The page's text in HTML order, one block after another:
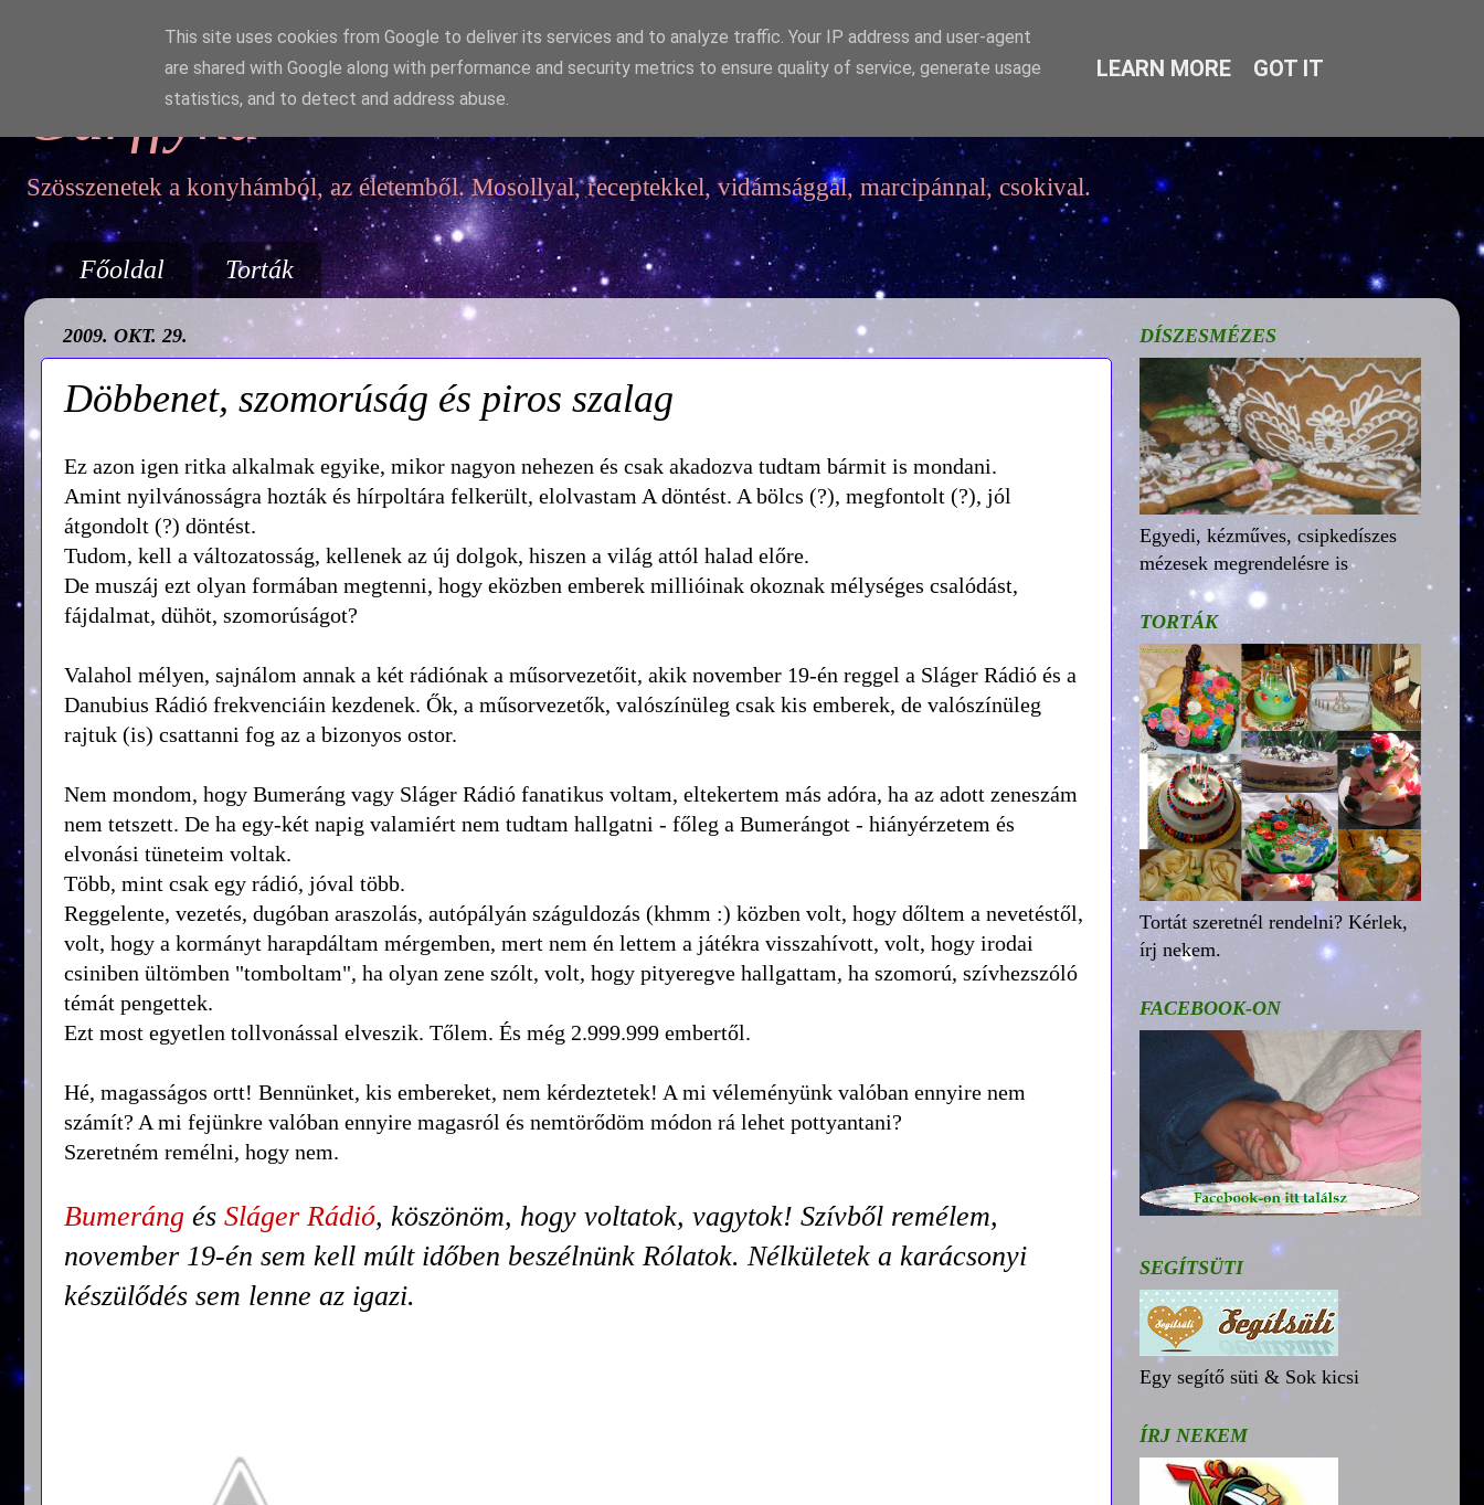
Garffyka
Szösszenetek a konyhámból, az életemből. Mosollyal, receptekkel, vidámsággal, marcipánnal, csokival.
Főoldal Torták
2009. OKT. 29.
Döbbenet, szomorúság és piros szalag
Ez azon igen ritka alkalmak egyike, mikor nagyon nehezen és csak akadozva tudtam bármit is mondani.
Amint nyilvánosságra hozták és hírpoltára felkerült, elolvastam A döntést. A bölcs (?), megfontolt (?), jól
átgondolt (?) döntést.
Tudom, kell a változatosság, kellenek az új dolgok, hiszen a világ attól halad előre.
De muszáj ezt olyan formában megtenni, hogy eközben emberek millióinak okoznak mélységes csalódást,
fájdalmat, dühöt, szomorúságot?
Valahol mélyen, sajnálom annak a két rádiónak a műsorvezetőit, akik november 19-én reggel a Sláger Rádió és a
Danubius Rádió frekvenciáin kezdenek. Ők, a műsorvezetők, valószínüleg csak kis emberek, de valószínüleg
rajtuk (is) csattanni fog az a bizonyos ostor.
Nem mondom, hogy Bumeráng vagy Sláger Rádió fanatikus voltam, eltekertem más adóra, ha az adott zeneszám
nem tetszett. De ha egy-két napig valamiért nem tudtam hallgatni - főleg a Bumerángot - hiányérzetem és
elvonási tüneteim voltak.
Több, mint csak egy rádió, jóval több.
Reggelente, vezetés, dugóban araszolás, autópályán száguldozás (khmm :) közben volt, hogy dőltem a nevetéstől,
volt, hogy a kormányt harapdáltam mérgemben, mert nem én lettem a játékra visszahívott, volt, hogy irodai
csiniben ültömben "tomboltam", ha olyan zene szólt, volt, hogy pityeregve hallgattam, ha szomorú, szívhezszóló
témát pengettek.
Ezt most egyetlen tollvonással elveszik. Tőlem. És még 2.999.999 embertől.
Hé, magasságos ortt! Bennünket, kis embereket, nem kérdeztetek! A mi véleményünk valóban ennyire nem
számít? A mi fejünkre valóban ennyire magasról és nemtörődöm módon rá lehet pottyantani?
Szeretném remélni, hogy nem.
Bumeráng és Sláger Rádió, köszönöm, hogy voltatok, vagytok! Szívből remélem,
november 19-én sem kell múlt időben beszélnünk Rólatok. Nélkületek a karácsonyi
készülődés sem lenne az igazi.
DÍSZESMÉZES
Egyedi, kézműves, csipkedíszes
mézesek megrendelésre is
TORTÁK
Tortát szeretnél rendelni? Kérlek,
írj nekem.
FACEBOOK-ON
SEGÍTSÜTI
Egy segítő süti & Sok kicsi
ÍRJ NEKEM
This site uses cookies from Google to deliver its services and to analyze traffic. Your IP address and user-agent
are shared with Google along with performance and security metrics to ensure quality of service, generate usage
statistics, and to detect and address abuse.
LEARN MORE GOT IT